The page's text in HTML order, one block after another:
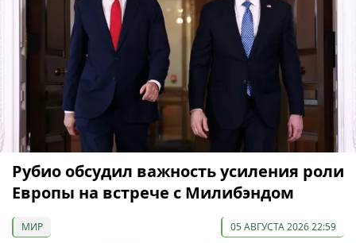
Рубио обсудил важность усиления роли
Европы на встрече с Милибэндом
МИР 05 АВГУСТА 2026 22:59